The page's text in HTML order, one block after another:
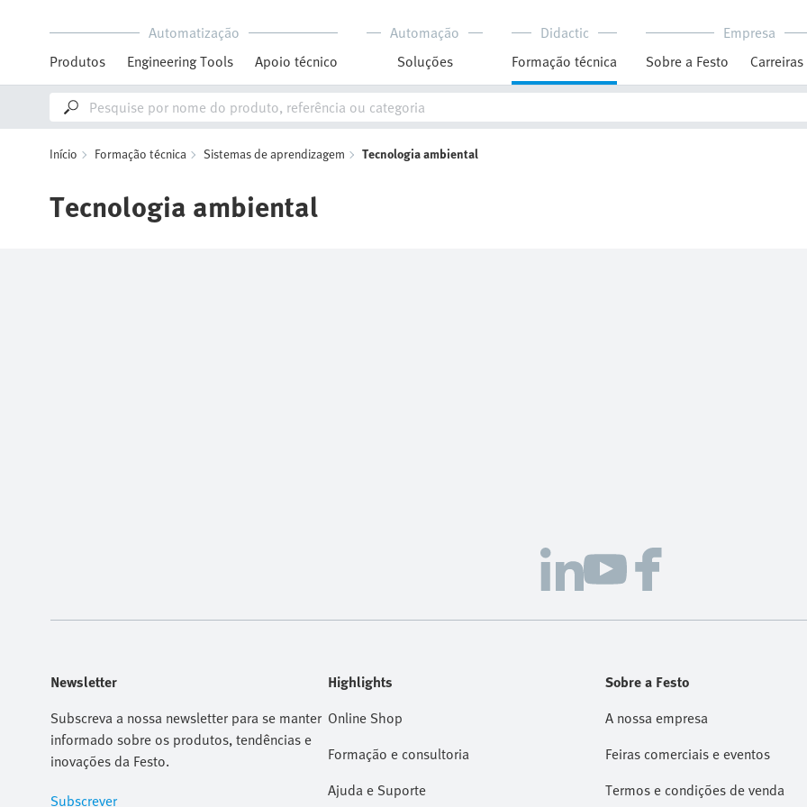
Automatização
Produtos
Engineering Tools Apoio técnico
Automação
Soluções
Didactic
Formação técnica
Empresa
Sobre a Festo
Carreiras
Início Formação técnica Sistemas de aprendizagem Tecnologia ambiental
Tecnologia ambiental
Newsletter
Subscreva a nossa newsletter para se manter
informado sobre os produtos, tendências e
inovações da Festo.
Subscrever
Highlights
Online Shop
Formação e consultoria
Ajuda e Suporte
Sobre a Festo
A nossa empresa
Feiras comerciais e eventos
Termos e condições de venda